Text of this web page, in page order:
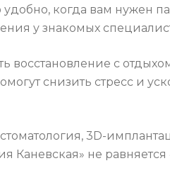
когда вам нужен
у знакомых
восстановление с
снизить стресс и
3D-
Каневская» не